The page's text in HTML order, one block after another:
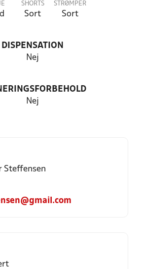
SHORTS
Sort
STRØMPER
Sort
DISPENSATION
Nej
Nej
Steffensen